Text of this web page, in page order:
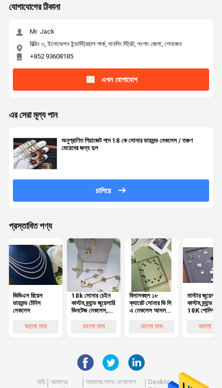
যোগাযোগের ঠিকানা
Mr. Jack
বিল্ডিং ৩, ইনোভেশন ইন্ডাস্ট্রিয়াল পার্ক, নানলিং স্ট্রিট, লংগাং জেলা, শেনজেন
+852 93608185
এখন যোগাযোগ
এর সেরা মূল্য পান
অনুপ্রাণিত পিয়াজেট পদে 18 কে সোনার ডায়মন্ড নেকলেস / তরুণ
মেয়েদের জন্য দুল
চালিয়ে
প্রস্তাবিত পণ্য
ভিভিএস রিয়েল
ডায়মন্ড টেনিস
নেকলেস
ভালো দাম
18k সোনার চেইন
কাস্টম ব্র্যান্ড জুয়েলারি
ভিনটেজ নেকলেস,
মহিলাদের জন্য
ভালো দাম
বিলাসবহুল ১৮
ক্যারেট সোনার ভি সি
এ নেকলেস আসল
সহ, অনন্য কারুকার্য
ভালো দাম
মাস্টার জুয়েলারী
কাস্টম ব্র্যান্ড
18K পোলিশ
প্রাকৃতিক রত্ন
ভালো দাম
বাড়ি
আমাদের
আমাদের সাথে যোগাযোগ
Desktop